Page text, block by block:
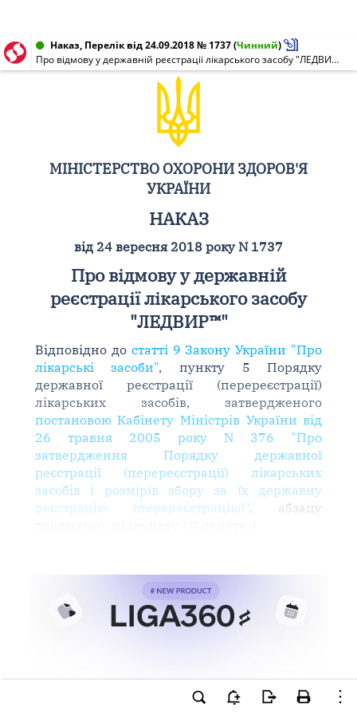
Наказ, Перелік від 24.09.2018 № 1737(Чинний)
Про відмову у державній реєстрації лікарського засобу "ЛЕДВИР™"
МІНІСТЕРСТВО ОХОРОНИ ЗДОРОВ'Я
УКРАЇНИ
НАКАЗ
від 24 вересня 2018 року N 1737
Про відмову у державній
реєстрації лікарського засобу
"ЛЕДВИР™"
Відповідно до статті 9 Закону України "Про
лікарські засоби", пункту 5 Порядку
державної реєстрації (перереєстрації)
лікарських засобів, затвердженого
постановою Кабінету Міністрів України від
26 травня 2005 року N 376 "Про
затвердження Порядку державної
реєстрації (перереєстрації) лікарських
засобів і розмірів збору за їх державну
реєстрацію (перереєстрацію)", абзацу
Ви намагаєтесь використати